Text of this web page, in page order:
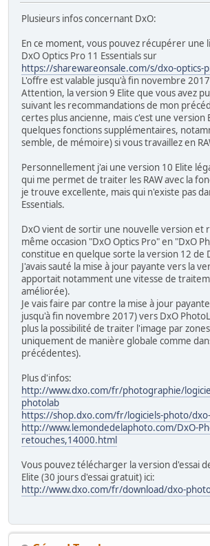
Plusieurs infos concernant DxO:
En ce moment, vous pouvez récupérer une
DxO Optics Pro 11 Essentials sur
https://sharewareonsale.com/s/dxo-optics-
L'offre est valable jusqu'à fin novembre
Attention, la version 9 Elite que vous avez
suivant les recommandations de mon
certes plus ancienne, mais c'est une version
quelques fonctions supplémentaires,
semble, de mémoire) si vous travaillez en
Personnellement j'ai une version 10 Elite
qui me permet de traiter les RAW avec la
je trouve excellente, mais qui n'existe pas
Essentials.
DxO vient de sortir une nouvelle version et
même occasion "DxO Optics Pro" en "DxO
constitue en quelque sorte la version 12 de
J'avais sauté la mise à jour payante vers la
apportait notamment une vitesse de
améliorée).
Je vais faire par contre la mise à jour
jusqu'à fin novembre 2017) vers DxO
plus la possibilité de traiter l'image par
uniquement de manière globale comme
précédentes).
Plus d'infos:
http://www.dxo.com/fr/photographie/
photolab
https://shop.dxo.com/fr/logiciels-photo/
http://www.lemondedelaphoto.com/DxO-
retouches,14000.html
Vous pouvez télécharger la version d'essai
Elite (30 jours d'essai gratuit) ici:
http://www.dxo.com/fr/download/dxo-